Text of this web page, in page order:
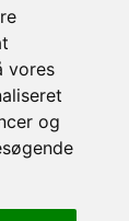
vores
og